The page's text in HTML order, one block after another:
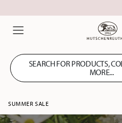
Summer SALE! Get
SEARCH FOR PRODUCTS,
MORE...
SUMMER SALE